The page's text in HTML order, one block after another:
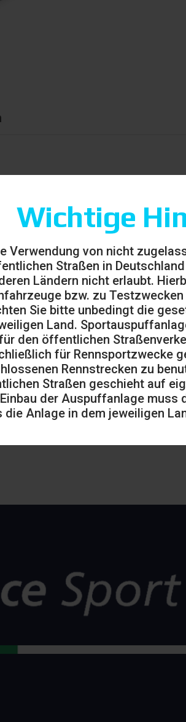
Wichtige
Verwendung von nicht
Straßen in
Ländern nicht erlaubt.
bzw. zu
Sie bitte unbedingt die
Land.
den öffentlichen
für Rennsportzwecke
Rennstrecken zu
Straßen geschieht auf
der Auspuffanlage muss
die Anlage in dem jeweiligen